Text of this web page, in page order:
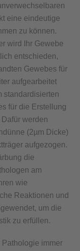
eine eindeutige
zu können.
wird Ihr Gewebe
entschieden,
Gewebes für
aufgearbeitet
standardisierten
für die Erstellung
werden
(2µm Dicke)
aufgezogen.
die
am
wie
Reaktionen und
um die
zu erfüllen.
Pathologie immer